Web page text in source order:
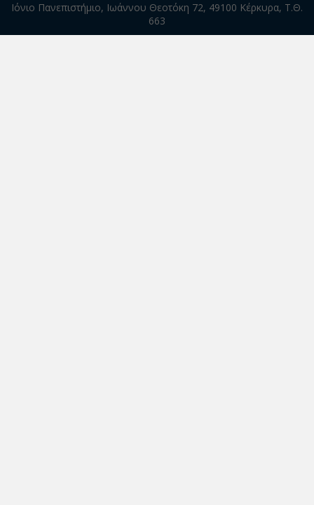
Ιόνιο Πανεπιστήμιο, Ιωάννου Θεοτόκη 72, 49100 Κέρκυρα, Τ.Θ.
663